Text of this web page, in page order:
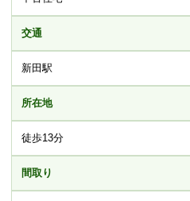
交通
新田駅
所在地
徒歩13分
間取り